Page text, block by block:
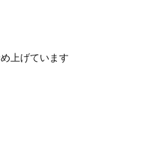
上げています